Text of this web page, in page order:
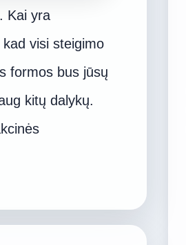
Kai yra
visi steigimo
formos bus jūsų
kitų dalykų.